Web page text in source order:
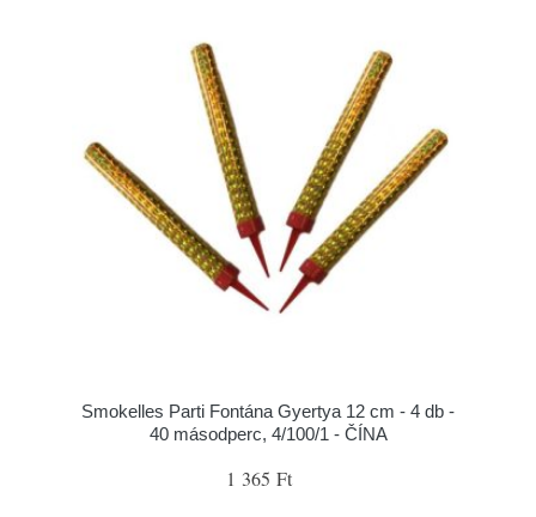
Smokelles Parti Fontána Gyertya 12 cm - 4 db -
40 másodperc, 4/100/1 - ČÍNA
1 365 Ft